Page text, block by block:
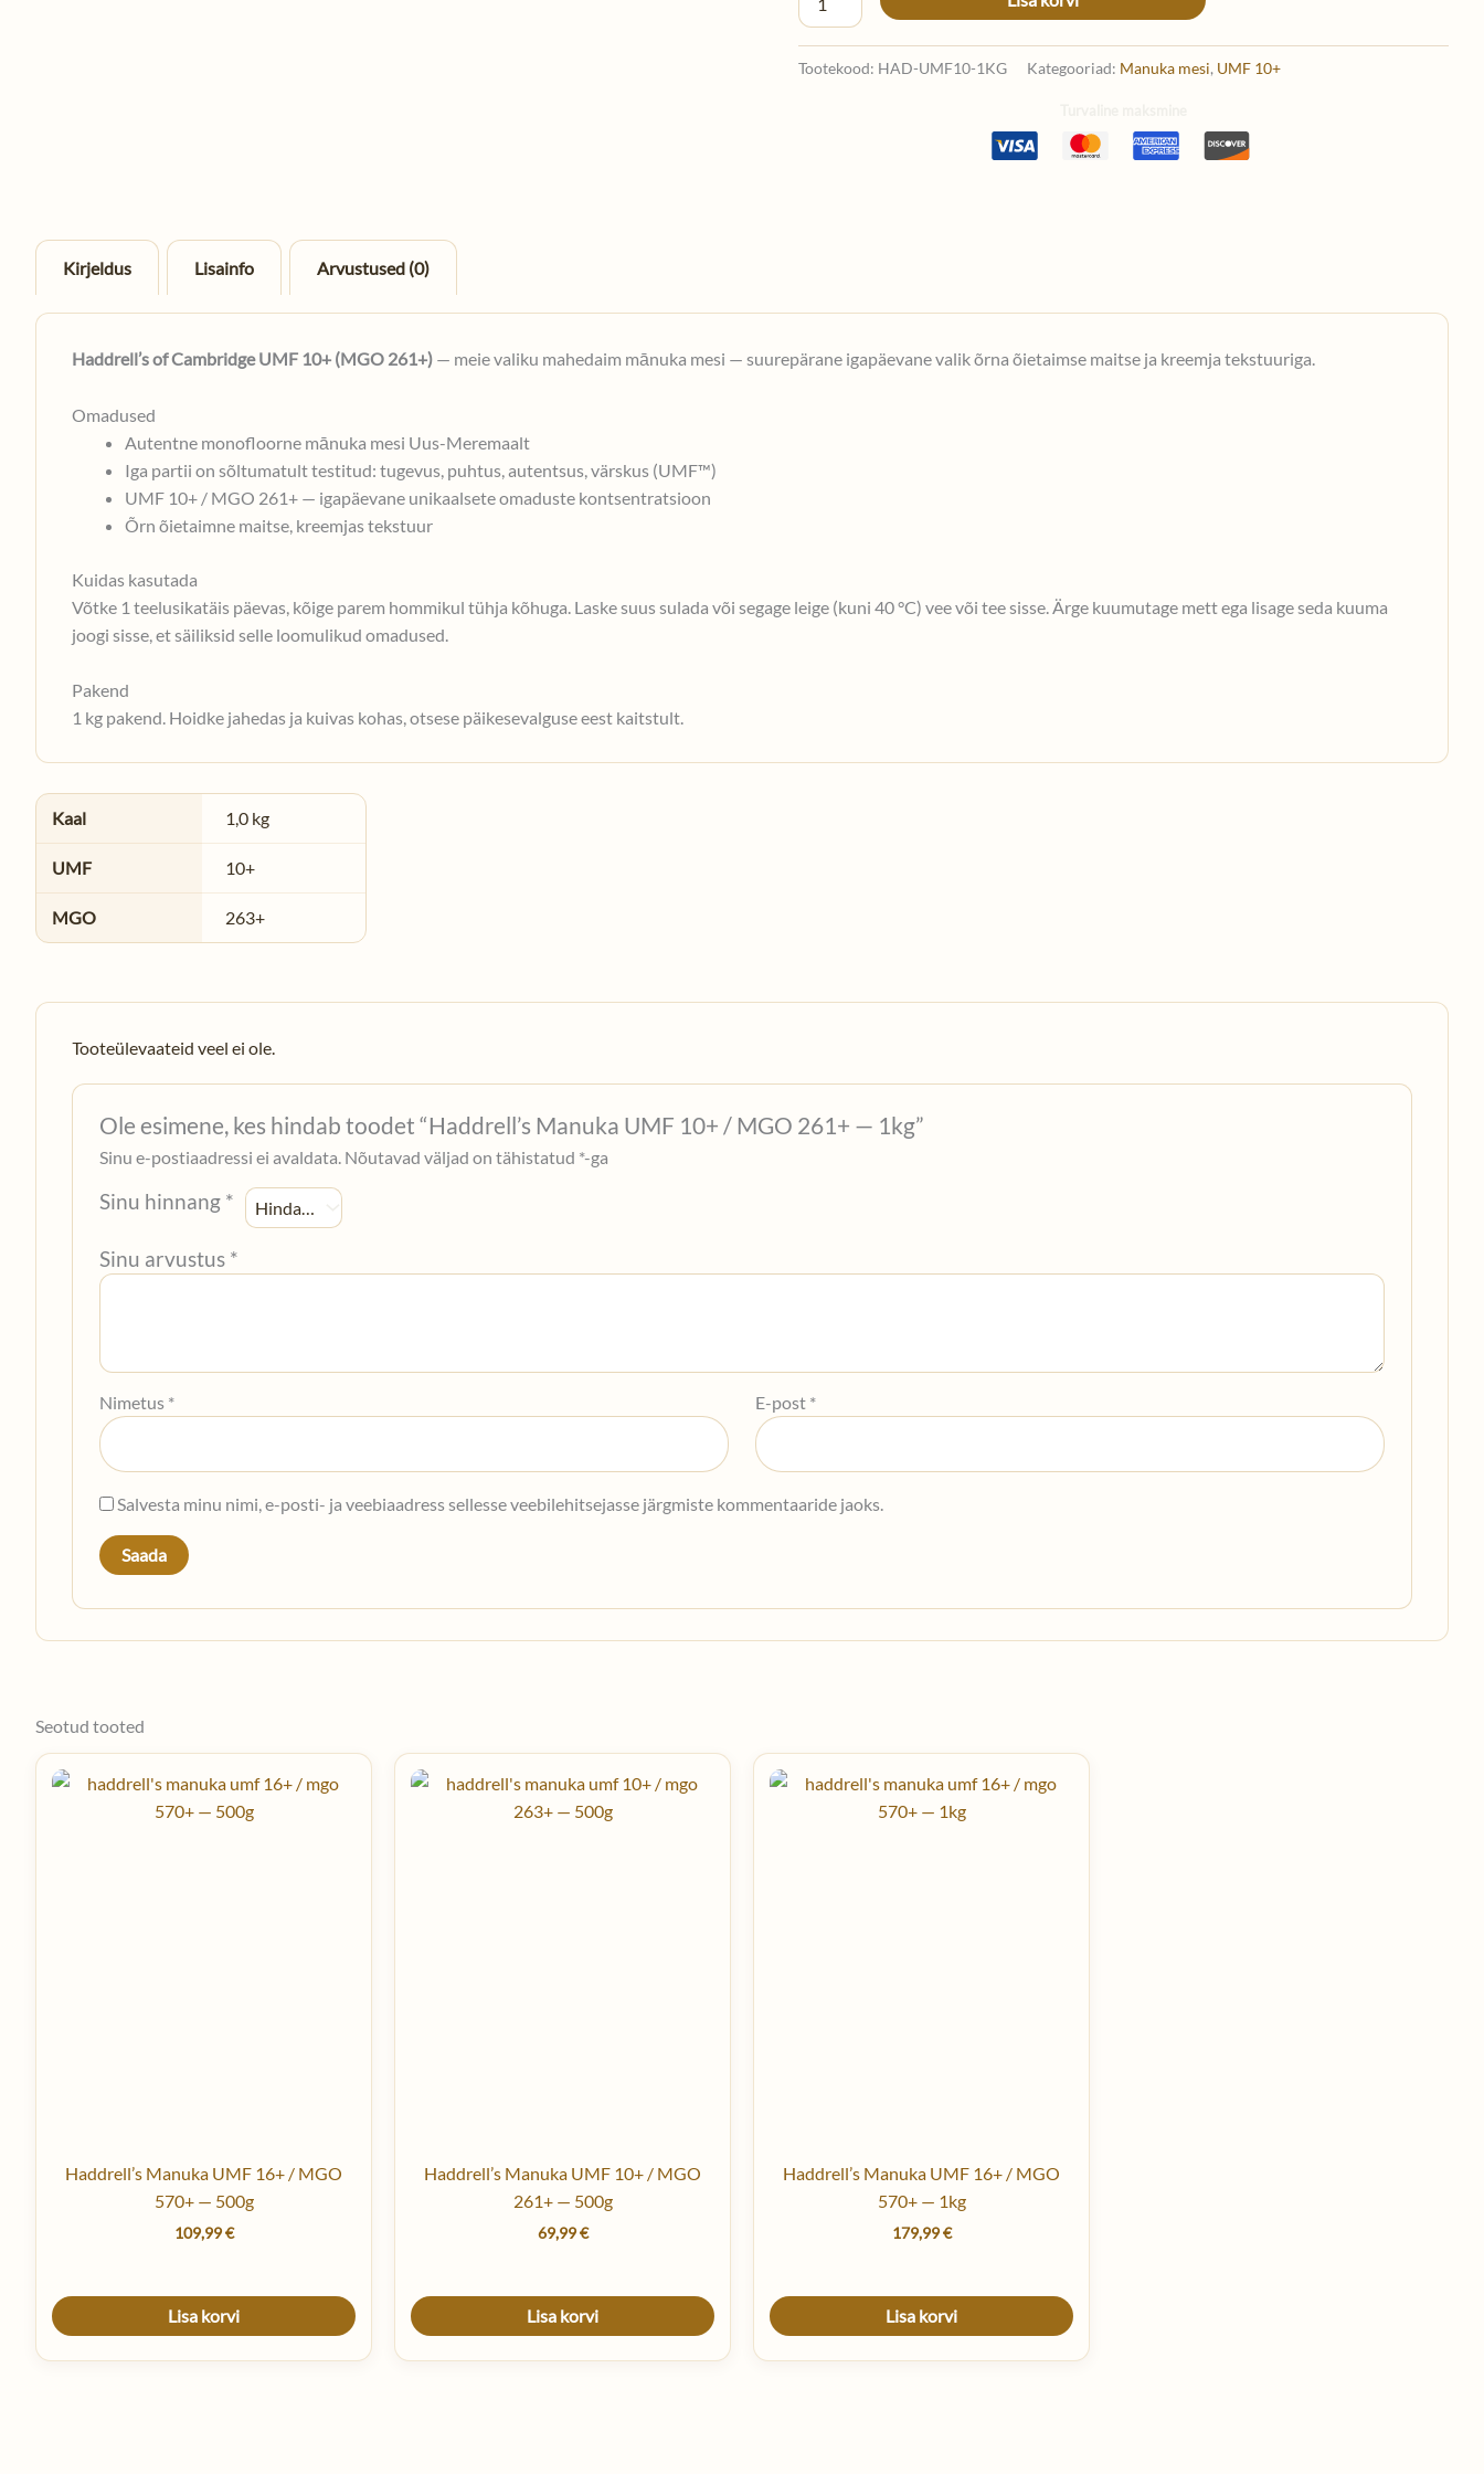
Tootekood: HAD-UMF10-1KG Kategooriad: Manuka mesi, UMF 10+
Kirjeldus Lisainfo Arvustused (0)
Haddrell’s of Cambridge UMF 10+ (MGO 261+) — meie valiku mahedaim mānuka mesi — suurepärane igapäevane valik õrna õietaimse maitse ja kreemja tekstuuriga.
Omadused
Autentne monofloorne mānuka mesi Uus-Meremaalt
Iga partii on sõltumatult testitud: tugevus, puhtus, autentsus, värskus (UMF™)
UMF 10+ / MGO 261+ — igapäevane unikaalsete omaduste kontsentratsioon
Õrn õietaimne maitse, kreemjas tekstuur
Kuidas kasutada
Võtke 1 teelusikatäis päevas, kõige parem hommikul tühja kõhuga. Laske suus sulada või segage leige (kuni 40 °C) vee või tee sisse. Ärge kuumutage mett ega lisage seda kuuma
joogi sisse, et säiliksid selle loomulikud omadused.
Pakend
1 kg pakend. Hoidke jahedas ja kuivas kohas, otsese päikesevalguse eest kaitstult.
Kaal 1,0 kg
UMF 10+
MGO 263+
Tooteülevaateid veel ei ole.
Ole esimene, kes hindab toodet “Haddrell’s Manuka UMF 10+ / MGO 261+ — 1kg”
Sinu e-postiaadressi ei avaldata. Nõutavad väljad on tähistatud *-ga
Sinu hinnang *
Sinu arvustus *
Nimetus * E-post *
Salvesta minu nimi, e-posti- ja veebiaadress sellesse veebilehitsejasse järgmiste kommentaaride jaoks.
Seotud tooted
Haddrell’s Manuka UMF 16+ / MGO
570+ — 500g
109,99€
Lisa korvi
Haddrell’s Manuka UMF 10+ / MGO
261+ — 500g
69,99€
Lisa korvi
Haddrell’s Manuka UMF 16+ / MGO
570+ — 1kg
179,99€
Lisa korvi